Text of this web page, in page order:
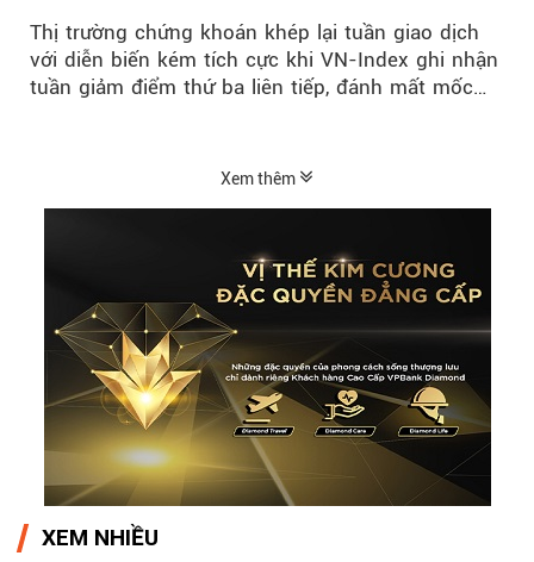
Thị trường chứng khoán khép lại tuần giao dịch
với diễn biến kém tích cực khi VN-Index ghi nhận
tuần giảm điểm thứ ba liên tiếp, đánh mất mốc
Xem thêm
XEM NHIỀU